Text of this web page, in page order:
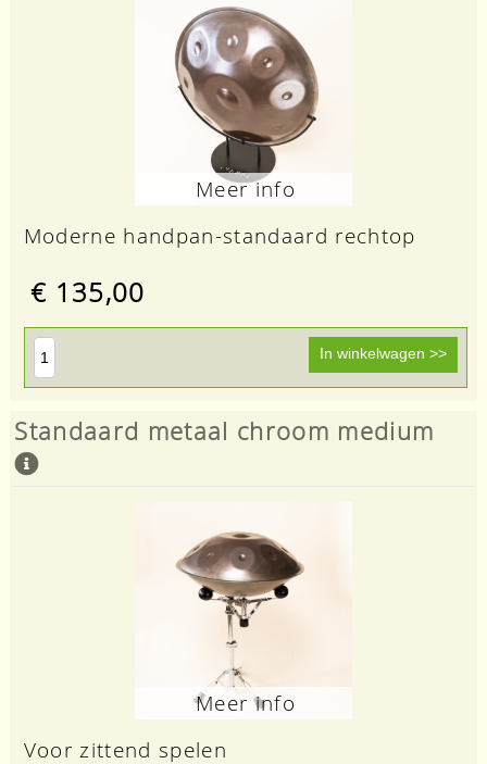
Meer info
Moderne handpan-standaard rechtop
€ 135,00
Standaard metaal chroom medium
Meer info
Voor zittend spelen